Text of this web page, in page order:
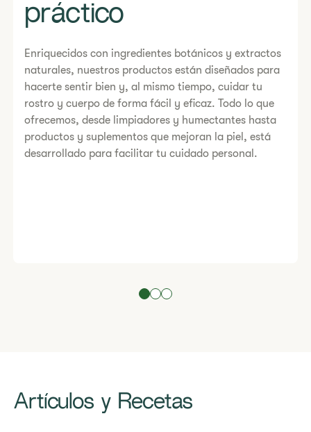
práctico
Enriquecidos con ingredientes botánicos y extractos
naturales, nuestros productos están diseñados para
hacerte sentir bien y, al mismo tiempo, cuidar tu
rostro y cuerpo de forma fácil y eficaz. Todo lo que
ofrecemos, desde limpiadores y humectantes hasta
productos y suplementos que mejoran la piel, está
desarrollado para facilitar tu cuidado personal.
​​​​Artículos y Recetas